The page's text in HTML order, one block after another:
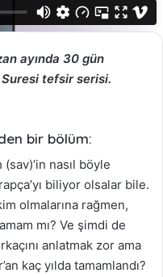
ayında 30 gün
tefsir serisi.
bir bölüm:
(sav)’in nasıl böyle
biliyor olsalar bile.
olmalarına rağmen,
mı? Ve şimdi de
anlatmak zor ama
kaç yılda tamamlandı?